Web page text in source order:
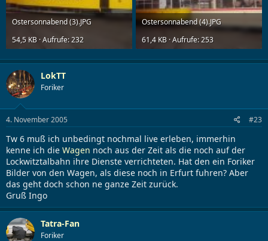
Ostersonnabend (3).JPG
54,5 KB · Aufrufe: 232
Ostersonnabend (4).JPG
61,4 KB · Aufrufe: 253
LokTT
Foriker
4. November 2005 #23
Tw 6 muß ich unbedingt nochmal live erleben, immerhin
kenne ich die Wagen noch aus der Zeit als die noch auf der
Lockwitztalbahn ihre Dienste verrichteten. Hat den ein Foriker
Bilder von den Wagen, als diese noch in Erfurt fuhren? Aber
das geht doch schon ne ganze Zeit zurück.
Gruß Ingo
Tatra-Fan
Foriker